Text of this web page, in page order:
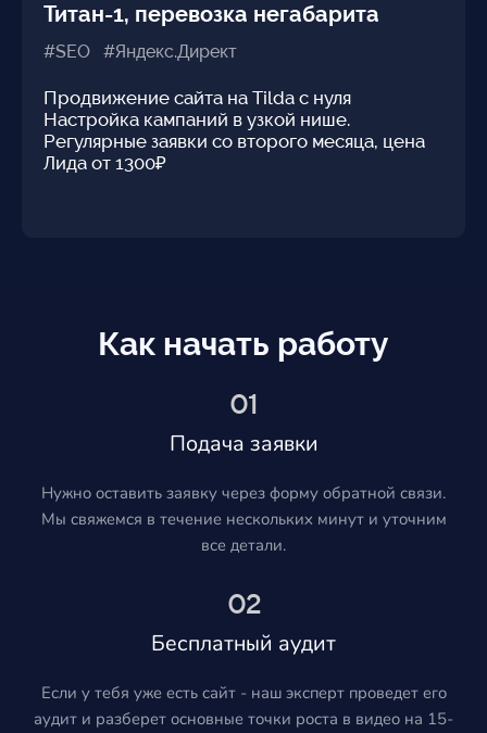
Титан-1, перевозка негабарита
#SEO #Яндекс.Директ
Продвижение сайта на Tilda с нуля
Настройка кампаний в узкой нише.
Регулярные заявки со второго месяца, цена
Лида от 1300₽
Как начать работу
01
Подача заявки
Нужно оставить заявку через форму обратной связи.
Мы свяжемся в течение нескольких минут и уточним
все детали.
02
Бесплатный аудит
Если у тебя уже есть сайт - наш эксперт проведет его
аудит и разберет основные точки роста в видео на 15-